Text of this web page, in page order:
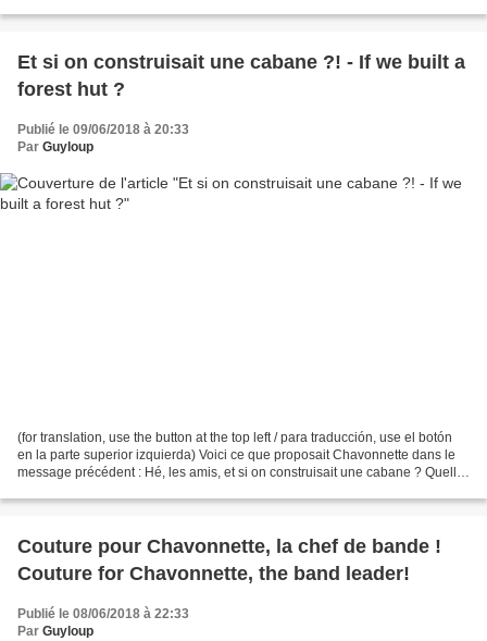
Et si on construisait une cabane ?! - If we built a
forest hut ?
Publié le 09/06/2018 à 20:33
Par Guyloup
(for translation, use the button at the top left / para traducción, use el botón
en la parte superior izquierda) Voici ce que proposait Chavonnette dans le
message précédent : Hé, les amis, et si on construisait une cabane ? Quelle
Couture pour Chavonnette, la chef de bande !
Couture for Chavonnette, the band leader!
Publié le 08/06/2018 à 22:33
Par Guyloup